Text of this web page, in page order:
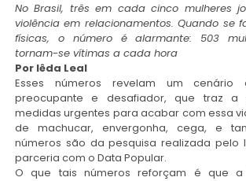
No Brasil, três em cada cinco mulheres
violência em relacionamentos. Quando se
físicas, o número é alarmante: 503
tornam-se vítimas a cada hora
Por Iêda Leal
Esses números revelam um
preocupante e desafiador, que traz a
medidas urgentes para acabar com essa
de machucar, envergonha, cega, e
números são da pesquisa realizada pelo
parceria com o Data Popular.
O que tais números reforçam é que a